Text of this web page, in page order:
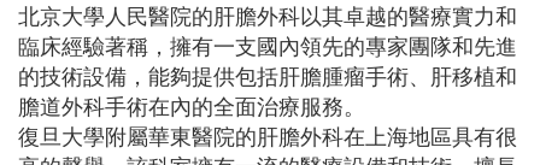
北京大學人民醫院的肝膽外科以其卓越的醫療實力和
臨床經驗著稱，擁有一支國內領先的專家團隊和先進
的技術設備，能夠提供包括肝膽腫瘤手術、肝移植和
膽道外科手術在內的全面治療服務。
復旦大學附屬華東醫院的肝膽外科在上海地區具有很